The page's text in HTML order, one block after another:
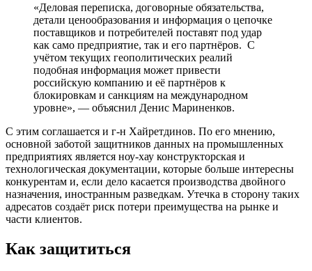
«Деловая переписка, договорные обязательства,
детали ценообразования и информация о цепочке
поставщиков и потребителей поставят под удар
как само предприятие, так и его партнёров. С
учётом текущих геополитических реалий
подобная информация может привести
российскую компанию и её партнёров к
блокировкам и санкциям на международном
уровне», — объяснил Денис Мариненков.
С этим соглашается и г-н Хайретдинов. По его мнению,
основной заботой защитников данных на промышленных
предприятиях является ноу-хау конструкторская и
технологическая документации, которые больше интересны
конкурентам и, если дело касается производства двойного
назначения, иностранным разведкам. Утечка в сторону таких
адресатов создаёт риск потери преимущества на рынке и
части клиентов.
Как защититься